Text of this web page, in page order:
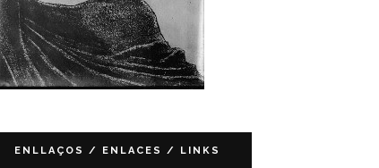
ENLLAÇOS / ENLACES / LINKS